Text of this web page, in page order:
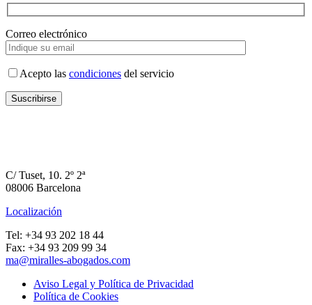
Correo electrónico
Acepto las condiciones del servicio
C/ Tuset, 10. 2º 2ª
08006 Barcelona
Localización
Tel: +34 93 202 18 44
Fax: +34 93 209 99 34
ma@miralles-abogados.com
Aviso Legal y Política de Privacidad
Política de Cookies